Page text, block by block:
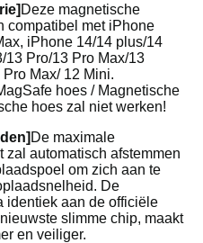
Deze magnetische
compatibel met iPhone
iPhone 14/14 plus/14
13 Pro/13 Pro Max/13
Max/ 12 Mini.
hoes / Magnetische
hoes zal niet werken!
De maximale
automatisch afstemmen
om zich aan te
De
identiek aan de officiële
slimme chip, maakt
en veiliger.